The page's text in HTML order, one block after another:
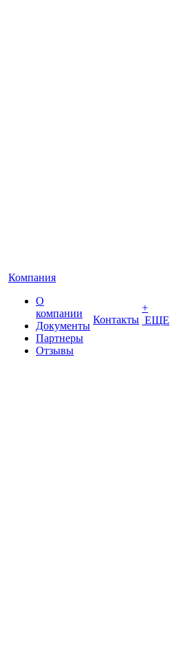
Компания
О
компании
Документы
Партнеры
Отзывы
Контакты
+
ЕЩЕ